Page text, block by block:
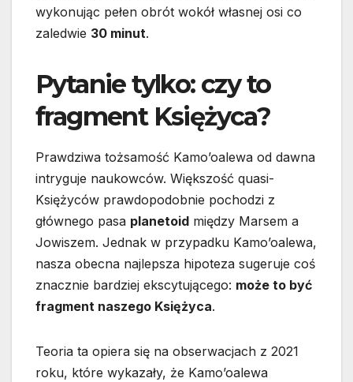
wykonując pełen obrót wokół własnej osi co
zaledwie 30 minut.
Pytanie tylko: czy to
fragment Księżyca?
Prawdziwa tożsamość Kamo’oalewa od dawna
intryguje naukowców. Większość quasi-
Księżyców prawdopodobnie pochodzi z
głównego pasa planetoid między Marsem a
Jowiszem. Jednak w przypadku Kamo’oalewa,
nasza obecna najlepsza hipoteza sugeruje coś
znacznie bardziej ekscytującego: może to być
fragment naszego Księżyca.
Teoria ta opiera się na obserwacjach z 2021
roku, które wykazały, że Kamo’oalewa